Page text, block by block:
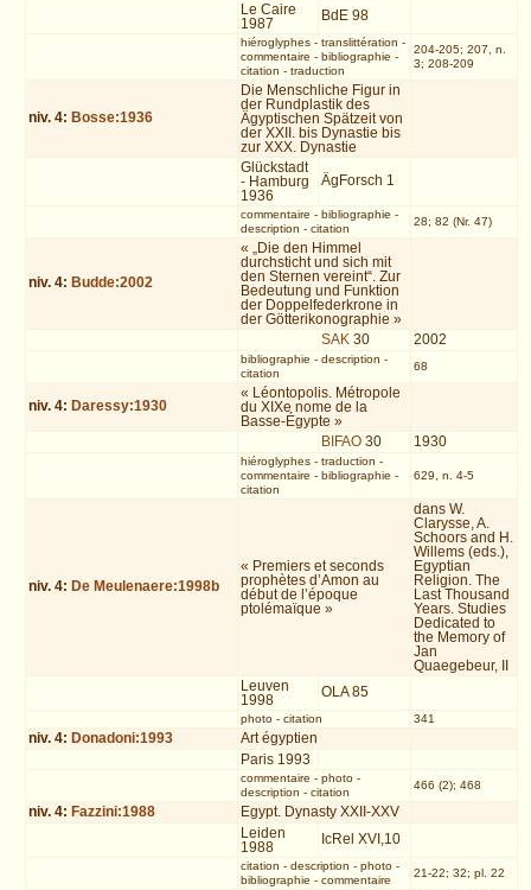
Le Caire
1987
BdE 98
hiéroglyphes- translittération -
commentaire - bibliographie -
citation - traduction
204-205; 207, n.
3; 208-209
niv. 4: Bosse:1936
Die Menschliche Figur in
der Rundplastik des
Ägyptischen Spätzeit von
der XXII. bis Dynastie bis
zur XXX. Dynastie
Glückstadt
- Hamburg
1936
ÄgForsch 1
commentaire - bibliographie -
description - citation
28; 82 (Nr. 47)
niv. 4: Budde:2002
« „Die den Himmel
durchsticht und sich mit
den Sternen vereint“. Zur
Bedeutung und Funktion
der Doppelfederkrone in
der Götterikonographie »
SAK 30 2002
bibliographie - description -
citation
68
niv. 4: Daressy:1930
« Léontopolis. Métropole
du XIXe nome de la
Basse-Égypte »
BIFAO 30 1930
hiéroglyphes- traduction -
commentaire - bibliographie -
citation
629, n. 4-5
niv. 4: De Meulenaere:1998b
« Premiers et seconds
prophètes d’Amon au
début de l’époque
ptolémaïque »
dans W.
Clarysse, A.
Schoors and H.
Willems (eds.),
Egyptian
Religion. The
Last Thousand
Years. Studies
Dedicated to
the Memory of
Jan
Quaegebeur, II
Leuven
1998
OLA 85
photo- citation 341
niv. 4: Donadoni:1993
Art égyptien
Paris 1993
commentaire - photo-
description - citation
466 (2); 468
niv. 4: Fazzini:1988
Egypt. Dynasty XXII-XXV
Leiden
1988
IcRel XVI,10
citation - description - photo-
bibliographie - commentaire
21-22; 32; pl. 22